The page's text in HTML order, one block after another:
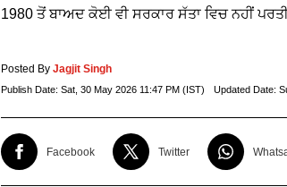
1980 ਤੋਂ ਬਾਅਦ ਕੋਈ ਵੀ ਸਰਕਾਰ ਸੱਤਾ ਵਿਚ ਨਹੀਂ
Posted By Jagjit Singh
Publish Date: Sat, 30 May 2026 11:47 PM (IST) Updated Date:
Facebook Twitter